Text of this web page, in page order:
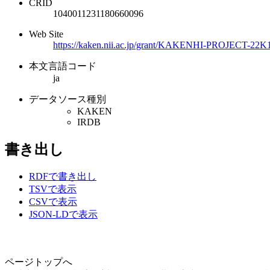
CRID
1040011231180660096
Web Site
https://kaken.nii.ac.jp/grant/KAKENHI-PROJECT-
本文言語コード
ja
データソース種別
KAKEN
IRDB
書き出し
RDFで書き出し
TSVで表示
CSVで表示
JSON-LDで表示
ページトップへ